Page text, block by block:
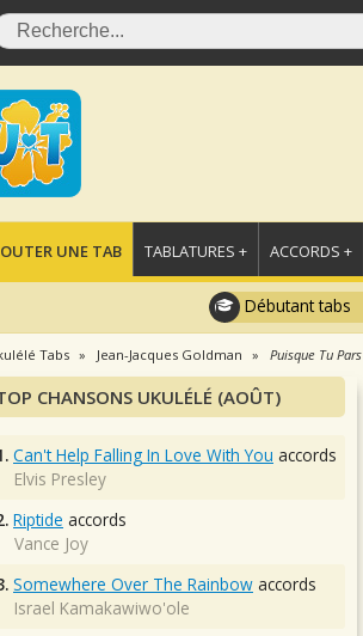
UNE TAB TABLATURES + ACCORDS +
Débutant tabs
Tabs Jean-Jacques Goldman Puisque Tu Pars
CHANSONS UKULÉLÉ (AOÛT)
Can't Help Falling In Love With You accords
Elvis Presley
Riptide accords
Vance Joy
Somewhere Over The Rainbow accords
Israel Kamakawiwo'ole